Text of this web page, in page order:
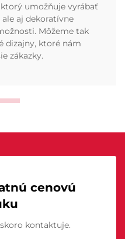
umožňuje vyrábať
aj dekoratívne
Môžeme tak
dizajny, ktoré nám
zákazky.
cenovú
kontaktuje.